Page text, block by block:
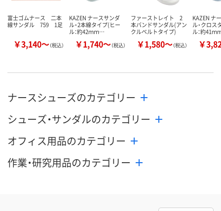
富士ゴムナース 二本
線サンダル 759 1足
￥3,140～（税込）
KAZEN ナースサンダ
ル・2本線タイプ(ヒー
ル：約42ｍｍ…
￥1,740～（税込）
ファーストレイト 2
本バンドサンダル(アン
クルベルトタイプ)
￥1,580～（税込）
KAZEN ナ
ル・クロス
ル：約41
￥
ナースシューズのカテゴリー
シューズ・サンダルのカテゴリー
オフィス用品のカテゴリー
作業・研究用品のカテゴリー